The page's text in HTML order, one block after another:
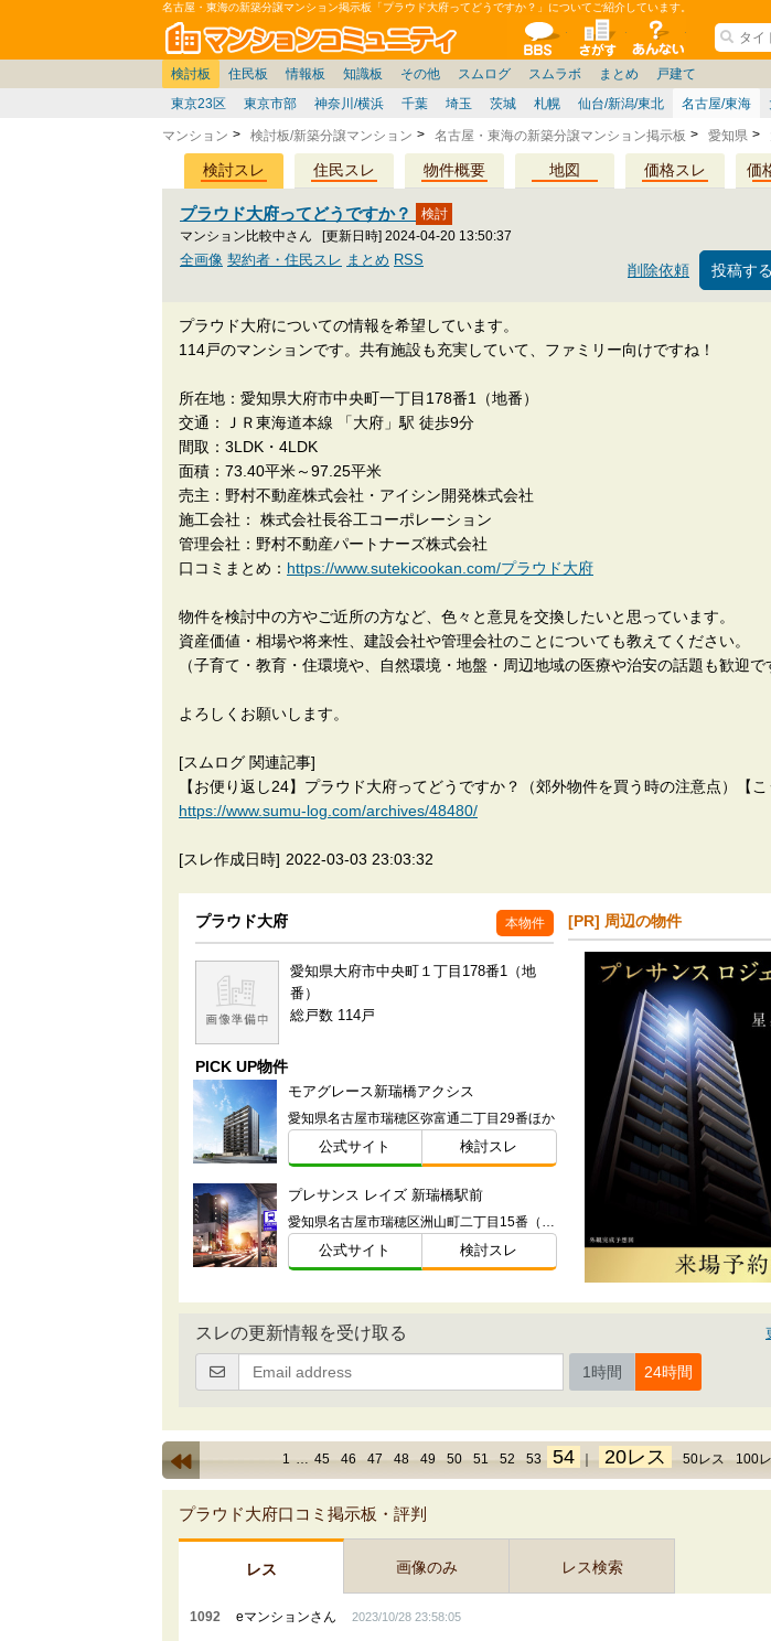
名古屋・東海の新築分譲マンション掲示板「プラウド大府ってどうですか？」についてご紹介しています。
マンションコミュニティ
全掲示板 物件検索 サイトにつ
検討板
東京23区
東京市部 神奈川/横浜 千葉 埼玉 茨城 札幌 仙台/新潟/東北 名古屋/東海
住民板
東京 神奈川 埼玉/千葉/関東 札幌/東北/北陸/信越 名古屋/東海 大阪/兵庫/京都/関西
情報板
価格表 スムログ出張所 暮らしやすさ評価 見学記
知識板
住宅ローン デベ/ゼネコン マンション雑談 マンション質問 住宅質問 管理会社/組合
その他
雑談 賃貸 移住相談 リゾート 広告 バトル 家具 ニュース 個人取引 政治
スムログ
お便り返し 座談会/対談 ブロガーの本音 マンション管理 ノウハウ 東京都 神奈川県
スムラボ
関東 中部 近畿 北海道 東北 中国 九州 その他 まとめ
東京都 神奈川県 千葉県 埼玉県 愛知県 大阪府 兵庫県 福岡県 戸建て
注文住宅 建売住宅 戸建質問 住宅設備
マンション 検討板/新築分譲マンション 名古屋・東海の新築分譲マンション掲示板 愛知県
検討スレ 住民スレ 物件概要 地図 価格スレ 価
プラウド大府ってどうですか？
マンション比較中さん [更新日時] 2024-04-20 13:50:37
削除依頼
全画像 契約者・住民スレ まとめ RSS
プラウド大府についての情報を希望しています。
114戸のマンションです。共有施設も充実していて、ファミリー向けですね！
所在地：愛知県大府市中央町一丁目178番1（地番）
交通：ＪＲ東海道本線 「大府」駅 徒歩9分
間取：3LDK・4LDK
面積：73.40平米～97.25平米
売主：野村不動産株式会社・アイシン開発株式会社
施工会社： 株式会社長谷工コーポレーション
管理会社：野村不動産パートナーズ株式会社
口コミまとめ： https://www.sutekicookan.com/プラウド大府
物件を検討中の方やご近所の方など、色々と意見を交換したいと思っています。
資産価値・相場や将来性、建設会社や管理会社のことについても教えてください。
（子育て・教育・住環境や、自然環境・地盤・周辺地域の医療や治安の話題も歓迎で
よろしくお願いします。
[スムログ 関連記事]
【お便り返し24】プラウド大府ってどうですか？（郊外物件を買う時の注意点）【こ
https://www.sumu-log.com/archives/48480/
[スレ作成日時] 2022-03-03 23:03:32
プラウド大府 本物件
愛知県大府市中央町１丁目178番1（地
番）
総戸数 114戸
PICK UP物件
モアグレース新瑞橋アクシス
愛知県名古屋市瑞穂区弥富通二丁目29番ほか
公式サイト 検討スレ
プレサンス レイズ 新瑞橋駅前
愛知県名古屋市瑞穂区洲山町二丁目15番（地番）
公式サイト 検討スレ
[PR] 周辺の物件
スレの更新情報を受け取る
1時間 24時間
1 … 45 46 47 48 49 50 51 52 53 54 ｜ 20レス 50レス 100
プラウド大府口コミ掲示板・評判
レス 画像のみ レス検索
1092 eマンションさん 2023/10/28 23:58:05